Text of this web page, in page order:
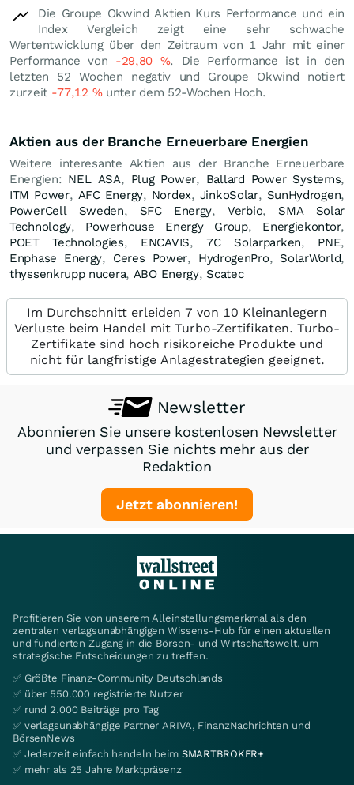
Die Groupe Okwind Aktien Kurs Performance und ein
Index Vergleich zeigt eine sehr schwache
Wertentwicklung über den Zeitraum von 1 Jahr mit einer
Performance von -29,80 %. Die Performance ist in den
letzten 52 Wochen negativ und Groupe Okwind notiert
zurzeit -77,12 %unter dem 52-Wochen Hoch.
Aktien aus der Branche Erneuerbare Energien
Weitere interesante Aktien aus der Branche Erneuerbare
Energien: NEL ASA, Plug Power, Ballard Power Systems,
ITM Power, AFC Energy, Nordex, JinkoSolar, SunHydrogen,
PowerCell Sweden, SFC Energy,Verbio, SMA Solar
Technology, Powerhouse Energy Group, Energiekontor,
POET Technologies, ENCAVIS,7C Solarparken, PNE,
Enphase Energy, Ceres Power, HydrogenPro, SolarWorld,
thyssenkrupp nucera, ABO Energy, Scatec
Im Durchschnitt erleiden 7 von 10 Kleinanlegern
Verluste beim Handel mit Turbo-Zertifikaten. Turbo-
Zertifikate sind hoch risikoreiche Produkte und
nicht für langfristige Anlagestrategien geeignet.
Newsletter
Abonnieren Sie unsere kostenlosen Newsletter
und verpassen Sie nichts mehr aus der
Redaktion
Jetzt abonnieren!
Profitieren Sie von unserem Alleinstellungsmerkmal als den
zentralen verlagsunabhängigen Wissens-Hub für einen aktuellen
und fundierten Zugang in die Börsen- und Wirtschaftswelt, um
strategische Entscheidungen zu treffen.
✅ Größte Finanz-Community Deutschlands
✅ über 550.000 registrierte Nutzer
✅ rund 2.000 Beiträge pro Tag
✅ verlagsunabhängige Partner ARIVA, FinanzNachrichten und
BörsenNews
✅ Jederzeit einfach handeln beim SMARTBROKER+
✅ mehr als 25 Jahre Marktpräsenz